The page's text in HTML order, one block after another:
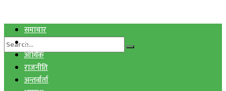
समाचार
स्वास्थ्य
आर्थिक
राजनीति
अन्तर्वार्ता